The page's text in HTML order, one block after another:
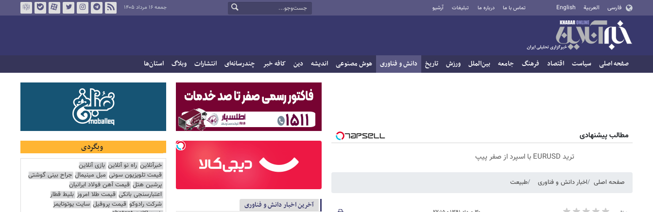
فارسی العربية English تماس با ما درباره ما تبلیغات آرشیو جمعه ۱۶ مرداد ۱۴۰۵
صفحه اصلی سیاست اقتصاد فرهنگ جامعه بین‌الملل ورزش تاریخ دانش و فناوری هوش مصنوعی اندیشه دین کافه خبر چندرسانه‌ای انتشارات وبلاگ استان‌ها
مطالب پیشنهادی
ترید EURUSD با اسپرد از صفر پیپ
صفحه اصلی اخبار دانش و فناوری طبیعت
آخرین اخبار دانش و فناوری
وبگردی
خبرآنلاین راه نو آنلاین بازی آنلاین
قیمت تلویزیون سونی مبل مینیمال جراح بینی گوشتی
پرشین هتل قیمت آهن فولاد ایرانیان
اعتبارسنجی بانکی قیمت طلا امروز بلیط قطار
شرکت رادوکو قیمت پروفیل سایت یوتوتایمز